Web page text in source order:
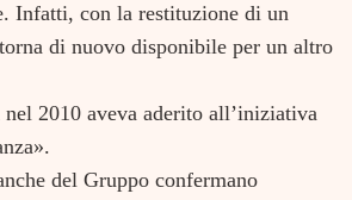
Infatti, con la restituzione di un
di nuovo disponibile per un altro
2010 aveva aderito all’iniziativa
del Gruppo confermano